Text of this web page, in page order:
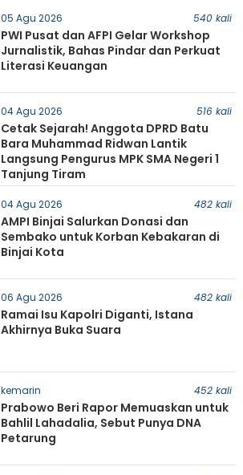
05 Agu 2026 540 kali
PWI Pusat dan AFPI Gelar Workshop
Jurnalistik, Bahas Pindar dan Perkuat
Literasi Keuangan
04 Agu 2026 516 kali
Cetak Sejarah! Anggota DPRD Batu
Bara Muhammad Ridwan Lantik
Langsung Pengurus MPK SMA Negeri 1
Tanjung Tiram
04 Agu 2026 482 kali
AMPI Binjai Salurkan Donasi dan
Sembako untuk Korban Kebakaran di
Binjai Kota
06 Agu 2026 482 kali
Ramai Isu Kapolri Diganti, Istana
Akhirnya Buka Suara
kemarin 452 kali
Prabowo Beri Rapor Memuaskan untuk
Bahlil Lahadalia, Sebut Punya DNA
Petarung